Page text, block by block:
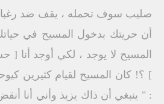
صليب سوف تحمله ، يقف ضد
أن حريتك بدخول المسيح في
المسيح لا يوجد ، لكي أوجد أنا
] ؟! كان المسيح لقيام كثيرين